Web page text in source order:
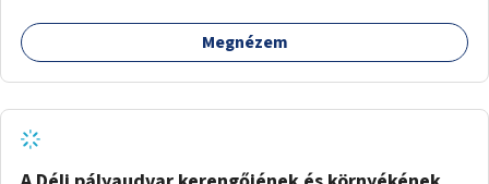
autizmussal vagy demenciával élő emberek számára is.
Megnézem